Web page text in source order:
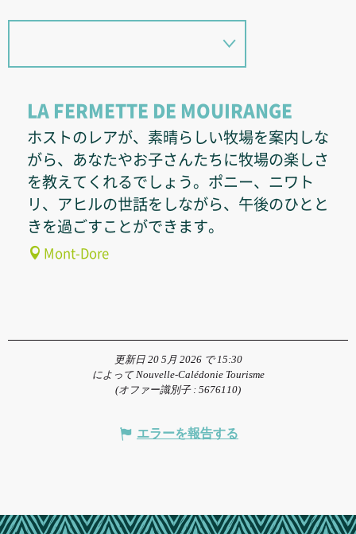
LA FERMETTE DE MOUIRANGE
ホストのレアが、素晴らしい牧場を案内しな
がら、あなたやお子さんたちに牧場の楽しさ
を教えてくれるでしょう。ポニー、ニワト
リ、アヒルの世話をしながら、午後のひとと
きを過ごすことができます。
Mont-Dore
更新日 20 5月 2026 で 15:30
によって Nouvelle-Calédonie Tourisme
(オファー識別子 : 5676110)
エラーを報告する